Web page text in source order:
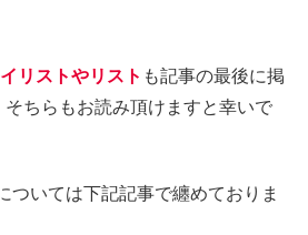
リストやリスト も記事の最後に掲
ちらもお読み頂けますと幸いで
ついては下記記事で纏めておりま